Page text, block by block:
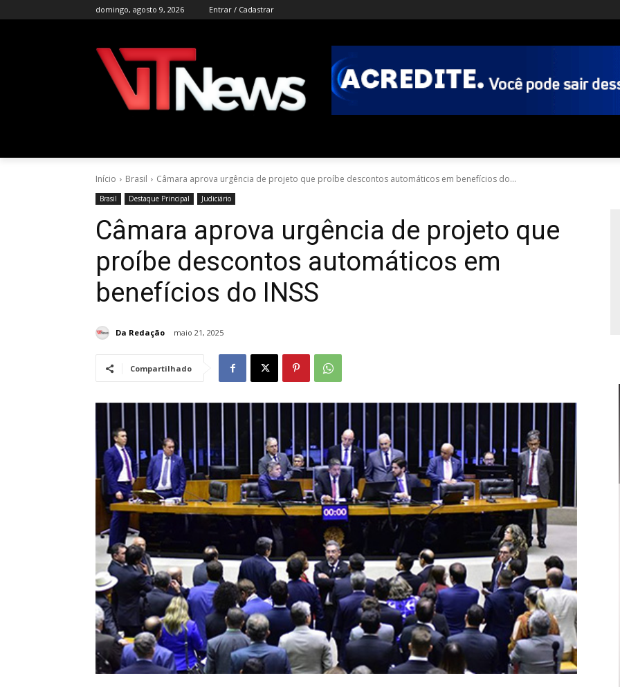
domingo, agosto 9, 2026 Entrar / Cadastrar
Início Brasil Câmara aprova urgência de projeto que proíbe descontos automáticos em benefícios do...
Brasil Destaque Principal Judiciário
Câmara aprova urgência de projeto que
proíbe descontos automáticos em
benefícios do INSS
Da Redação maio 21, 2025
Compartilhado